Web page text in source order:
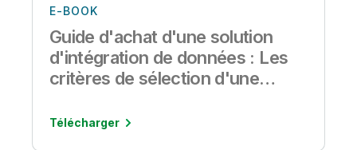
E-BOOK
Guide d'achat d'une solution
d'intégration de données : Les
critères de sélection d'une
données
Télécharger